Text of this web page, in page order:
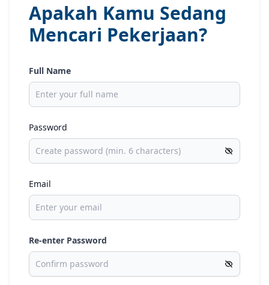
Apakah Kamu Sedang
Mencari Pekerjaan?
Full Name
Password
Email
Re-enter Password